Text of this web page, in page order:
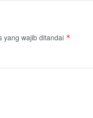
yang wajib ditandai *